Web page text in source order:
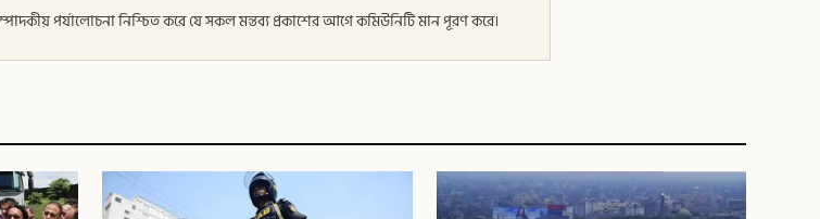
পর্যালোচনা নিশ্চিত করে যে সকল মন্তব্য প্রকাশের আগে কমিউনিটি মান পূরণ করে।